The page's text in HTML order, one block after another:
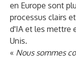
en Europe sont
processus clairs
d'IA et les mettre
Unis.
« Nous sommes